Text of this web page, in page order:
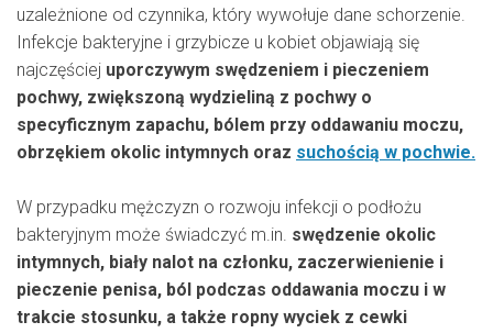
uzależnione od czynnika, który wywołuje dane schorzenie.
Infekcje bakteryjne i grzybicze u kobiet objawiają się
najczęściej uporczywym swędzeniem i pieczeniem
pochwy, zwiększoną wydzieliną z pochwy o
specyficznym zapachu, bólem przy oddawaniu moczu,
obrzękiem okolic intymnych oraz suchością w pochwie.
W przypadku mężczyzn o rozwoju infekcji o podłożu
bakteryjnym może świadczyć m.in. swędzenie okolic
intymnych, biały nalot na członku, zaczerwienienie i
pieczenie penisa, ból podczas oddawania moczu i w
trakcie stosunku, a także ropny wyciek z cewki